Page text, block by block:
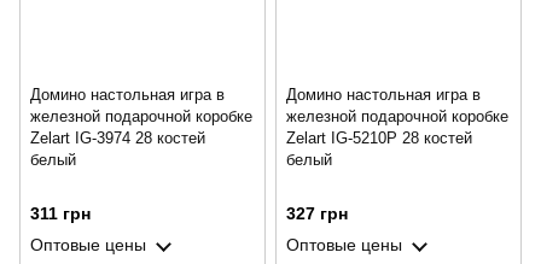
Домино настольная игра в
железной подарочной коробке
Zelart IG-3974 28 костей
белый
311 грн
Оптовые цены
Домино настольная игра в
железной подарочной коробке
Zelart IG-5210P 28 костей
белый
327 грн
Оптовые цены